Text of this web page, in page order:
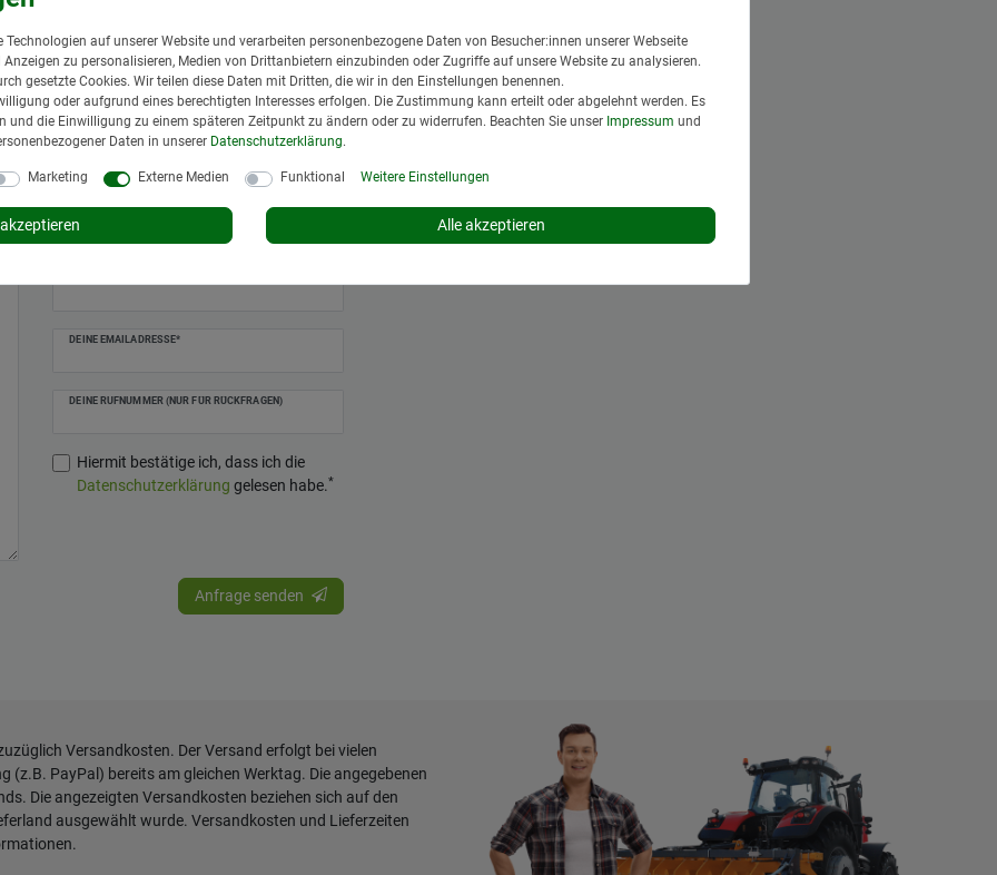
8 bis 12 und 13 bis 17 Uhr,
unter08462 9527466!
DEINE EMAILADRESSE*
DEINE RUFNUMMER (NUR FÜR RÜCKFRAGEN)
Hiermit bestätige ich, dass ich die
Daten­schutz­erklärung gelesen habe.*
Anfrage senden
Versandkosten. Der Versand erfolgt bei vielen
PayPal) bereits am gleichen Werktag. Die angegebenen
Die angezeigten Versandkosten beziehen sich auf den
ausgewählt wurde. Versandkosten und Lieferzeiten
.
auf unserer Website und verarbeiten personenbezogene Daten von Besucher:innen unserer Webseite
Anzeigen zu personalisieren, Medien von Drittanbietern einzubinden oder Zugriffe auf unsere Website zu analysieren.
gesetzte Cookies. Wir teilen diese Daten mit Dritten, die wir in den Einstellungen benennen.
oder aufgrund eines berechtigten Interesses erfolgen. Die Zustimmung kann erteilt oder abgelehnt werden. Es
und die Einwilligung zu einem späteren Zeitpunkt zu ändern oder zu widerrufen. Beachten Sie unser Impressum und
Daten in unserer Daten­schutz­erklärung.
Marketing Externe Medien Funktional Weitere Einstellungen
Alle akzeptieren